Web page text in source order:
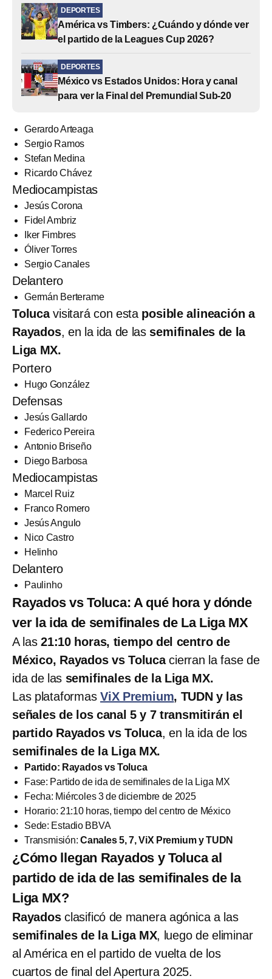
DEPORTES
América vs Timbers: ¿Cuándo y dónde ver
el partido de la Leagues Cup 2026?
DEPORTES
México vs Estados Unidos: Hora y canal
para ver la Final del Premundial Sub-20
Gerardo Arteaga
Sergio Ramos
Stefan Medina
Ricardo Chávez
Mediocampistas
Jesús Corona
Fidel Ambriz
Iker Fimbres
Óliver Torres
Sergio Canales
Delantero
Germán Berterame
Tolucavisitará con esta posible alineación a
Rayados, en la ida de las semifinales de la
Liga MX.
Portero
Hugo González
Defensas
Jesús Gallardo
Federico Pereira
Antonio Briseño
Diego Barbosa
Mediocampistas
Marcel Ruiz
Franco Romero
Jesús Angulo
Nico Castro
Helinho
Delantero
Paulinho
Rayados vs Toluca: A qué hora y dónde
ver la ida de semifinales de La Liga MX
A las 21:10 horas, tiempo del centro de
México, Rayados vs Tolucacierran la fase de
ida de las semifinales de la Liga MX.
Las plataformas ViX Premium, TUDN y las
señales de los canal 5 y 7 transmitirán el
partido Rayados vs Toluca, en la ida de los
semifinales de la Liga MX.
Partido: Rayados vs Toluca
Fase: Partido de ida de semifinales de la Liga MX
Fecha: Miércoles 3 de diciembre de 2025
Horario: 21:10 horas, tiempo del centro de México
Sede: Estadio BBVA
Transmisión: Canales 5, 7, ViX Premium y TUDN
¿Cómo llegan Rayados y Toluca al
partido de ida de las semifinales de la
Liga MX?
Rayados clasificó de manera agónica a las
semifinales de la Liga MX, luego de eliminar
al América en el partido de vuelta de los
cuartos de final del Apertura 2025.